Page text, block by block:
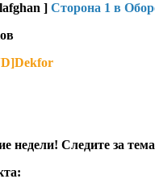
] Сторона 1 в
недели! Следите за